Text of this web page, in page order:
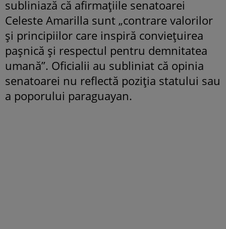
subliniază că afirmațiile senatoarei
Celeste Amarilla sunt „contrare valorilor
și principiilor care inspiră conviețuirea
pașnică și respectul pentru demnitatea
umană”. Oficialii au subliniat că opinia
senatoarei nu reflectă poziția statului sau
a poporului paraguayan.